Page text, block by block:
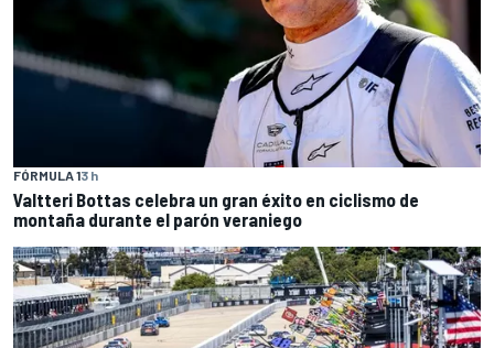
FÓRMULA 13 h
Valtteri Bottas celebra un gran éxito en ciclismo de
montaña durante el parón veraniego